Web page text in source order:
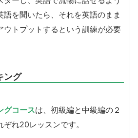
語を聞いたら、それを英語のまま
ウトプットするという訓練が必要
ング
グコースは、初級編と中級編の２
れ20レッスンです。